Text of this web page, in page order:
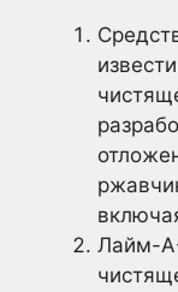
Лайм-